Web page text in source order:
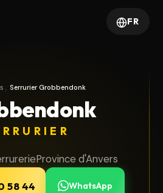
FR
d'Anvers
Serrurier Grobbendonk
Province d'Anvers
58 44 WhatsApp